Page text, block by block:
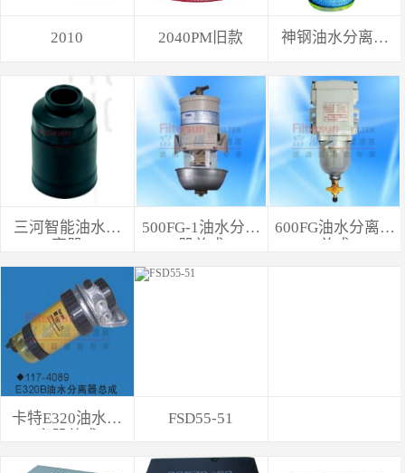
2010 2040PM旧款
神钢油水分离器
三河智能油水分
离器
500FG-1油水分离
器总成
600FG油水分离器
总成
卡特E320油水分
FSD55-51